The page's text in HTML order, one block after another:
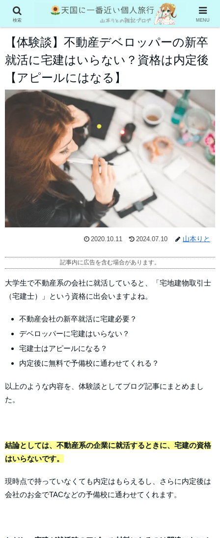
お役立ち情報
【体験談】不動産デベロッパーの新卒
就活に宅建はいらない？資格は内定後
【アピールにはなる】
2020.10.11 2024.07.10 山本りと
記事内に広告を含む場合があります。
大学生で不動産系の会社に就活していると、「宅地建物取引士
（宅建士）」という資格に出会いますよね。
不動産会社の新卒就活に宅建必要？
デベロッパーに宅建はいらない？
宅建士はアピールになる？
内定後に無料で予備校に通わせてくれる？
以上のような内容を、体験談としてブログ記事にまとめまし
た。
結論としては、不動産系の企業に就活するときに、宅建の資格
はいらないです。
現時点で持っていなくても内定はもらえるし、さらに内定後は
会社のお金でTACなどの予備校に通わせてくれます。
検索 MENU